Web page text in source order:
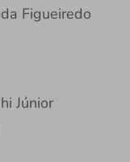
Figueiredo
Júnior